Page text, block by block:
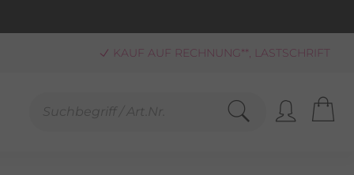
KAUF AUF RECHNUNG**, LASTSCHRIFT
FREUNDLICHER SERVICE 0800-808159
GEPRÜFTER, ZERTIFIZIERTER SHOP